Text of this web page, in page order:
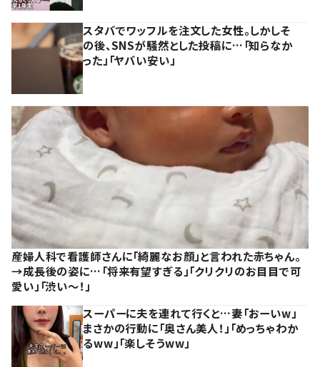
スタバでワッフルを注文した女性。しかしそ
の後、SNSが騒然とした投稿に…「知らなか
った」「ヤバい安い」
産婦人科で看護師さんに「綺麗なお顔」と言われた赤ちゃん。
→成長後の姿に…「将来有望すぎる」「クリクリのお目目で可
愛い」「渋い～！」
スーパーに夫を連れて行くと…妻「おーいw」
まさかの行動に「奥さん美人！」「めっちゃわか
るww」「楽しそうww」